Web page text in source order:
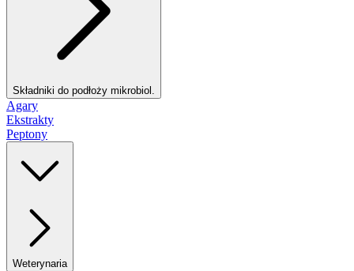
Składniki do podłoży mikrobiol.
Agary
Ekstrakty
Peptony
Weterynaria